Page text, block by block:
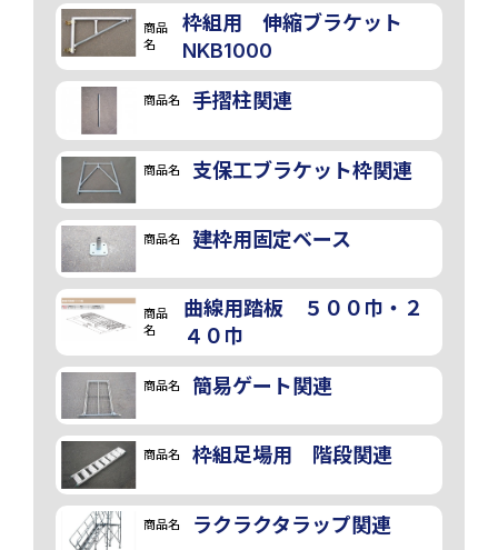
商品
名
枠組用 伸縮ブラケット
NKB1000
商品名 手摺柱関連
商品名 支保工ブラケット枠関連
商品名 建枠用固定ベース
商品
名
曲線用踏板 ５００巾・２
４０巾
商品名 簡易ゲート関連
商品名 枠組足場用 階段関連
商品名 ラクラクタラップ関連